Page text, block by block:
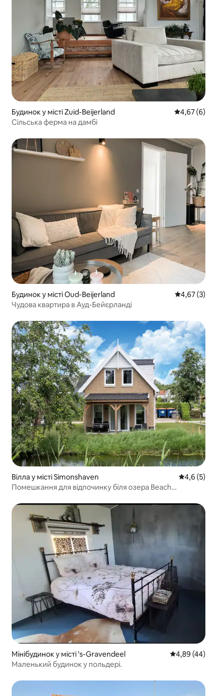
Будинок у місті Zuid-Beijerland Середня
4,67 (6)
Сільська ферма на дамбі
Будинок у місті Oud-Beijerland Середня
4,67 (3)
Чудова квартира в Ауд-Бейєрланді
Вілла у місті Simonshaven Середня
4,6 (5)
Помешкання для відпочинку біля озера Beach
Мінібудинок у місті 's-Gravendeel Середня
4,89 (44)
Маленький будинок у польдері.